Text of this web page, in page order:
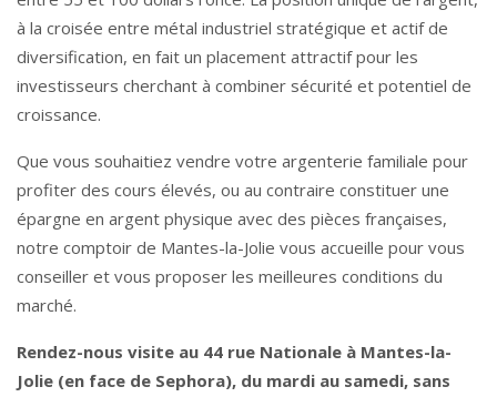
à la croisée entre métal industriel stratégique et actif de
diversification, en fait un placement attractif pour les
investisseurs cherchant à combiner sécurité et potentiel de
croissance.
Que vous souhaitiez vendre votre argenterie familiale pour
profiter des cours élevés, ou au contraire constituer une
épargne en argent physique avec des pièces françaises,
notre comptoir de Mantes-la-Jolie vous accueille pour vous
conseiller et vous proposer les meilleures conditions du
marché.
Rendez-nous visite au 44 rue Nationale à Mantes-la-
Jolie (en face de Sephora), du mardi au samedi, sans